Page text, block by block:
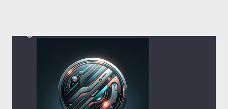
ょ？）」と言う方も結構いると思われます。 確かに以前は納付
書や督促状を放置してもそれほど問題になりませんでしたが、
最近は変わりつつあるようです。 最近、年金機構が保険料の徴
収に力を入れ出した為で、その影響によって差押件数も増えて